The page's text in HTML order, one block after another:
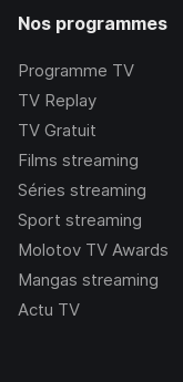
Nos programmes
Programme TV
TV Replay
TV Gratuit
Films streaming
Séries streaming
Sport streaming
Molotov TV Awards
Mangas streaming
Actu TV